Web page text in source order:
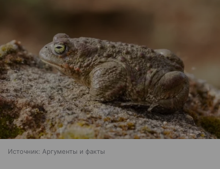
Источник: Аргументы и факты